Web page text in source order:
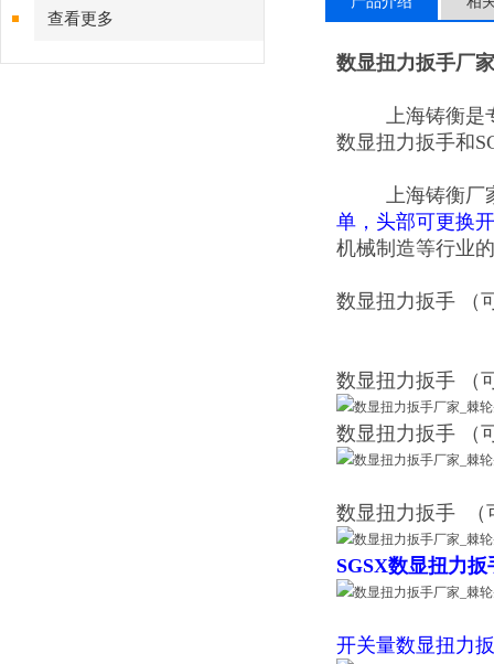
查看更多
数显扭力扳手厂
上海铸衡是专
数显扭力扳手和
上海铸衡厂家
单，头部可更换
机械制造等行业
数显扭力扳手 （
数显扭力扳手 （
数显扭力扳手
数显扭力扳手
SGSX数显扭力扳
开关量数显扭力